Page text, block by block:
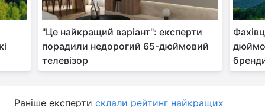
"Це найкращий варіант": експерти
порадили недорогий 65-дюймовий
телевізор
Раніше експерти склали рейтинг найкращих